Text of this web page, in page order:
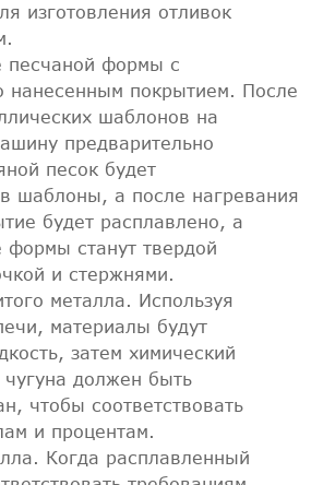
изготовления отливок
песчаной формы с
нанесенным покрытием. После
шаблонов на
предварительно
песок будет
шаблоны, а после нагревания
будет расплавлено, а
формы станут твердой
и стержнями.
металла. Используя
материалы будут
затем химический
чугуна должен быть
чтобы соответствовать
и процентам.
Когда расплавленный